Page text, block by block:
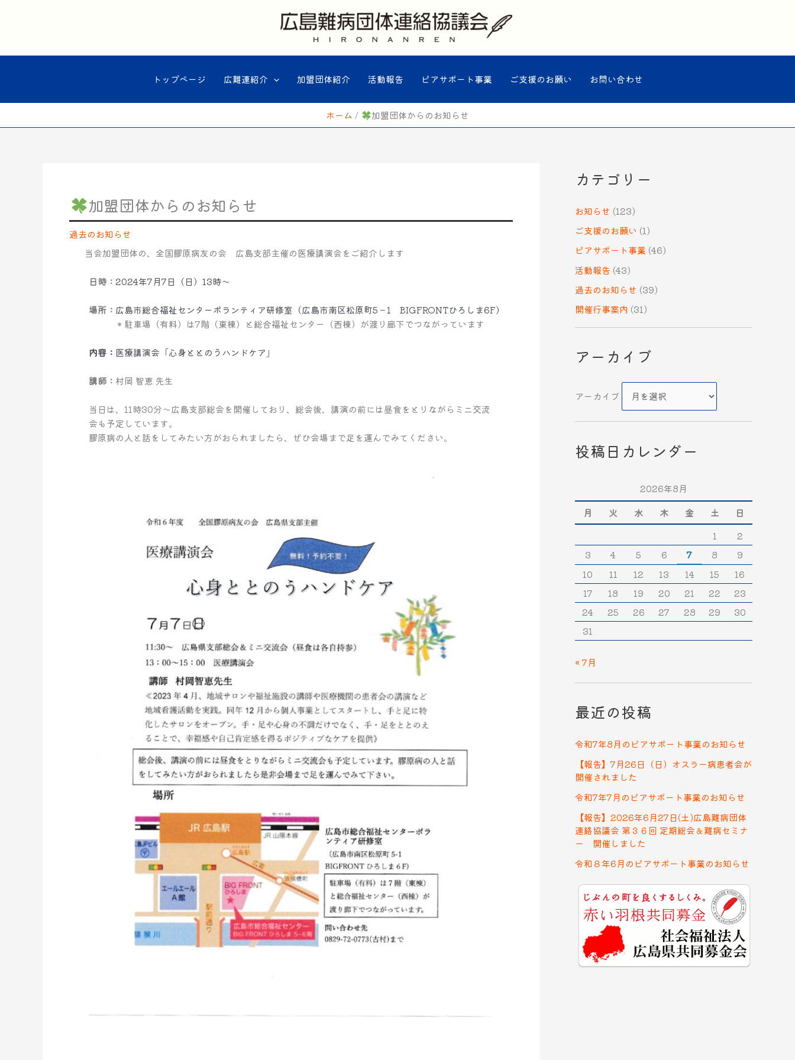
トップページ 広難連紹介 加盟団体紹介 活動報告 ピアサポート事業 ご支援のお願い お問い合わせ
ホーム 加盟団体からのお知らせ
加盟団体からのお知らせ
過去のお知らせ
当会加盟団体の、全国膠原病友の会 広島支部主催の医療講演会をご紹介します
日時： 2024年7月7日（日） 13時～
場所： 広島市総合福祉センターボランティア研修室 （広島市南区松原町5－1 BIGFRONTひろしま6F）
＊駐車場（有料）は7階（東棟）と総合福祉センター（西棟）が渡り廊下でつながっています
内容： 医療講演会 「心身ととのうハンドケア」
講師： 村岡 智恵 先生
当日は、11時30分～広島支部総会を開催しており、総会後、講演の前には昼食をとりながらミニ交流
会も予定しています。
膠原病の人と話をしてみたい方がおられましたら、ぜひ会場まで足を運んでみてください。
カテゴリー
お知らせ (123)
ご支援のお願い (1)
ピアサポート事業 (46)
活動報告 (43)
過去のお知らせ (39)
開催行事案内 (31)
アーカイブ
アーカイブ
投稿日カレンダー
2026年8月
月
火 水 木 金 土
日
1
2
3
4 5 6 7 8
9
10
11 12 13 14 15
16
17
18 19 20 21 22
23
24
25 26 27 28 29
30
31
« 7月
最近の投稿
令和7年8月のピアサポート事業のお知らせ
【報告】7月26日（日）オスラー病患者会が
開催されました
令和7年7月のピアサポート事業のお知らせ
【報告】2026年6月27日(土)広島難病団体
連絡協議会 第３６回 定期総会＆難病セミナ
ー 開催しました
令和８年6月のピアサポート事業のお知らせ